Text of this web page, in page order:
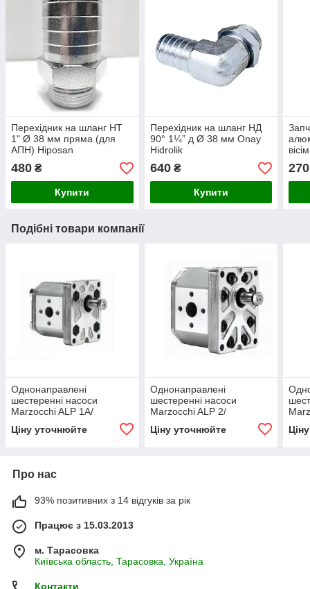
Перехідник на шланг НТ
1" Ø 38 мм пряма (для
АПН) Hiposan
480 ₴
Купити
Перехідник на шланг НД
90° 1¼” д Ø 38 мм Onay
Hidrolik
640₴
Купити
270
Подібні товари компанії
Однонаправлені
шестеренні насоси
Marzocchi ALP 1A/
pumps ALP 1A
Ціну уточнюйте
Однонаправлені
шестеренні насоси
Marzocchi ALP 2/
pumps ALP 2
Ціну уточнюйте
Про нас
93% позитивних з 14 відгуків за рік
Працює з 15.03.2013
м. Тарасовка
Київська область, Тарасовка, Україна
Контакти